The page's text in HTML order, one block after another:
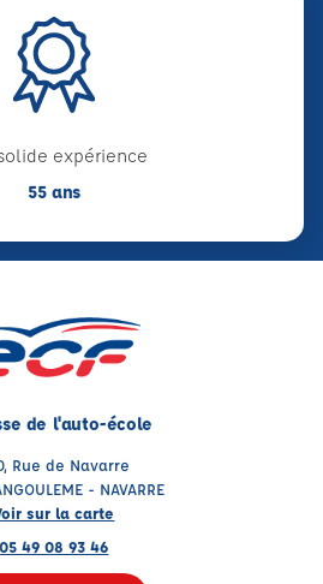
expérience
55 ans
de l'auto-école
Rue de Navarre
- NAVARRE
sur la carte
05 49 08 93 46